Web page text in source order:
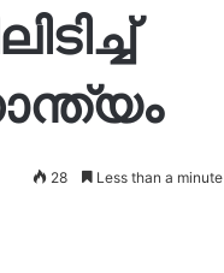
28 Less than a minute